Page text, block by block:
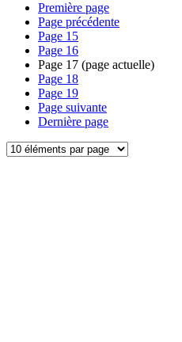
Première page
Page précédente
Page 15
Page 16
Page 17 (page actuelle)
Page 18
Page 19
Page suivante
Dernière page